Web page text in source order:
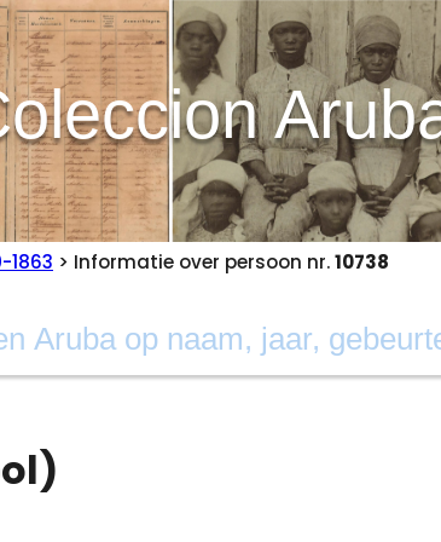
1863 > Informatie over persoon nr.10738